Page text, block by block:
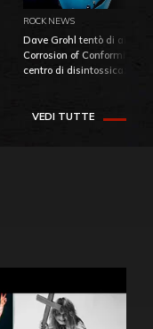
ROCK NEWS
Dave Grohl tentò di
Corrosion of Conformity
centro di
VEDI TUTTE